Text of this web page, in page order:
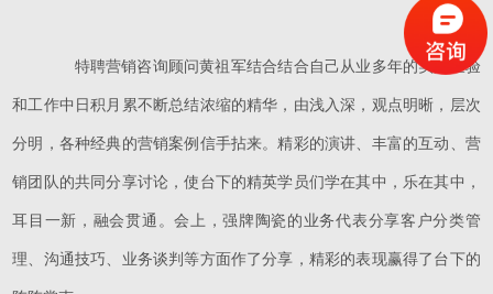
特聘营销咨询顾问黄祖军结合结合自己从业多年的实践经验
和工作中日积月累不断总结浓缩的精华，由浅入深，观点明晰，层次
分明，各种经典的营销案例信手拈来。精彩的演讲、丰富的互动、营
销团队的共同分享讨论，使台下的精英学员们学在其中，乐在其中，
耳目一新，融会贯通。会上，强牌陶瓷的业务代表分享客户分类管
理、沟通技巧、业务谈判等方面作了分享，精彩的表现赢得了台下的